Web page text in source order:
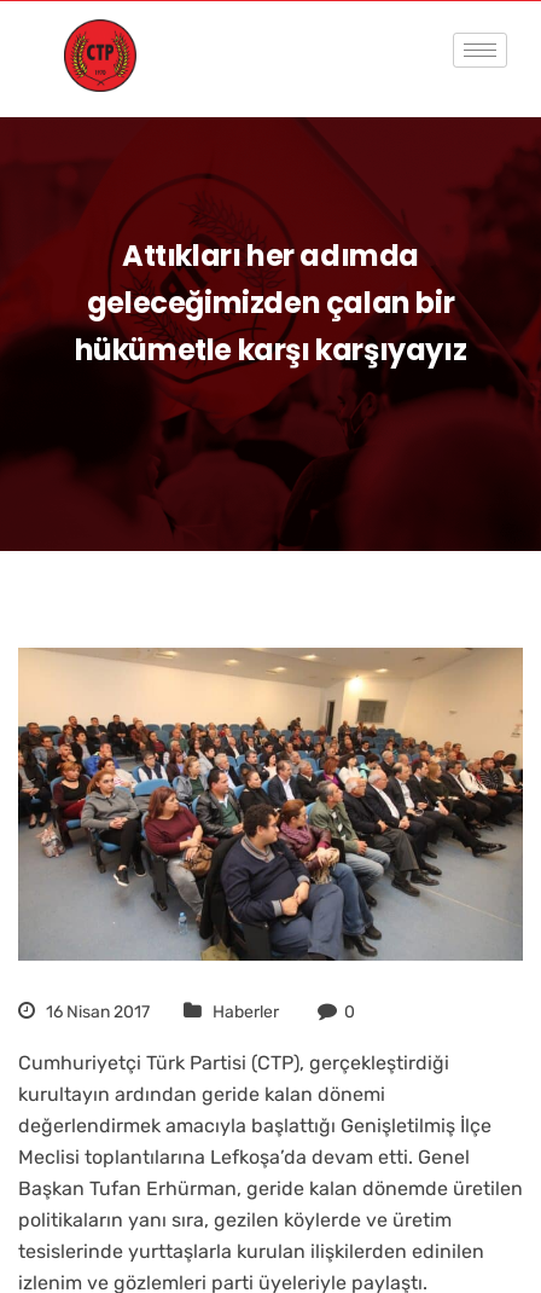
Attıkları her adımda
geleceğimizden çalan bir
hükümetle karşı karşıyayız
16 Nisan 2017 Haberler 0
Cumhuriyetçi Türk Partisi (CTP), gerçekleştirdiği
kurultayın ardından geride kalan dönemi
değerlendirmek amacıyla başlattığı Genişletilmiş İlçe
Meclisi toplantılarına Lefkoşa’da devam etti. Genel
Başkan Tufan Erhürman, geride kalan dönemde üretilen
politikaların yanı sıra, gezilen köylerde ve üretim
tesislerinde yurttaşlarla kurulan ilişkilerden edinilen
izlenim ve gözlemleri parti üyeleriyle paylaştı.